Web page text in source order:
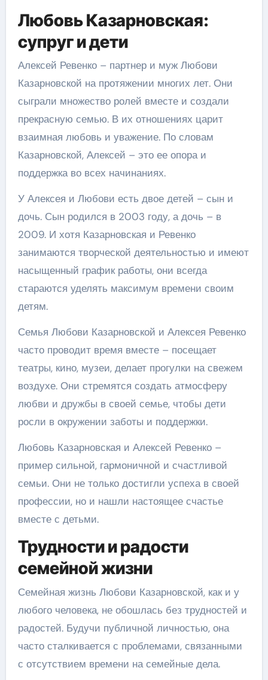
Любовь Казарновская:
супруг и дети
Алексей Ревенко – партнер и муж Любови
Казарновской на протяжении многих лет. Они
сыграли множество ролей вместе и создали
прекрасную семью. В их отношениях царит
взаимная любовь и уважение. По словам
Казарновской, Алексей – это ее опора и
поддержка во всех начинаниях.
У Алексея и Любови есть двое детей – сын и
дочь. Сын родился в 2003 году, а дочь – в
2009. И хотя Казарновская и Ревенко
занимаются творческой деятельностью и имеют
насыщенный график работы, они всегда
стараются уделять максимум времени своим
детям.
Семья Любови Казарновской и Алексея Ревенко
часто проводит время вместе – посещает
театры, кино, музеи, делает прогулки на свежем
воздухе. Они стремятся создать атмосферу
любви и дружбы в своей семье, чтобы дети
росли в окружении заботы и поддержки.
Любовь Казарновская и Алексей Ревенко –
пример сильной, гармоничной и счастливой
семьи. Они не только достигли успеха в своей
профессии, но и нашли настоящее счастье
вместе с детьми.
Трудности и радости
семейной жизни
Семейная жизнь Любови Казарновской, как и у
любого человека, не обошлась без трудностей и
радостей. Будучи публичной личностью, она
часто сталкивается с проблемами, связанными
с отсутствием времени на семейные дела.